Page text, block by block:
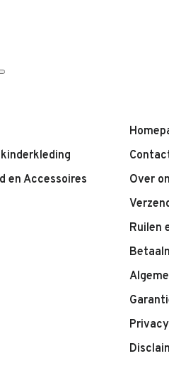
en Accessoires
Over
Ruilen